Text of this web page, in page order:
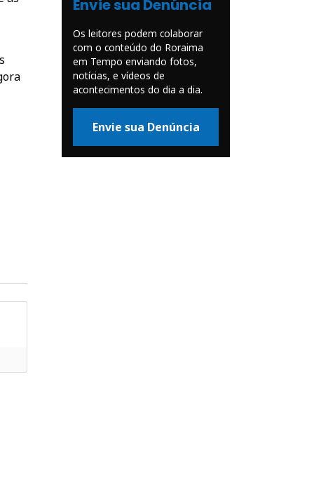
Envie sua Denúncia
Os leitores podem colaborar
com o conteúdo do Roraima
em Tempo enviando fotos,
notícias, e vídeos de
acontecimentos do dia a dia.
Envie sua Denúncia